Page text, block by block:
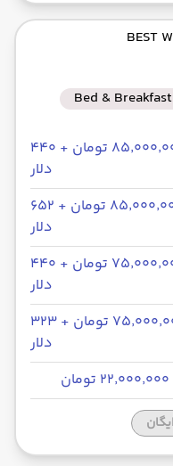
Bed & Breakfast
۸۵٬۰۰۰٬۰۰۰ تومان + ۴۴۰
دلار
۸۵٬۰۰۰٬۰۰۰ تومان + ۶۵۲
دلار
۷۵٬۰۰۰٬۰۰۰ تومان + ۴۴۰
دلار
۷۵٬۰۰۰٬۰۰۰ تومان + ۳۲۳
دلار
۲۲٬۰۰۰٬۰۰۰ تومان